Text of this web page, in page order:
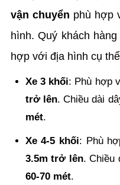
vận chuyển phù hợp
hình. Quý khách
hợp với địa hình cụ
Xe 3 khối: Phù hợp
trở lên. Chiều dài
mét.
Xe 4-5 khối: Phù
3.5m trở lên. Chiều
60-70 mét.